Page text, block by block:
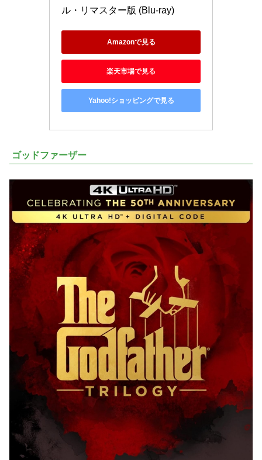
ル・リマスター版 (Blu-ray)
Amazonで見る
楽天市場で見る
Yahoo!ショッピングで見る
ゴッドファーザー